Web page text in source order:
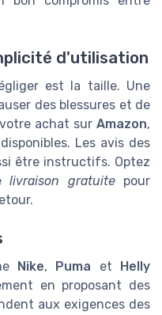
d'utilisation
est la taille. Une
des blessures et de
achat sur Amazon,
Les avis des
être instructifs. Optez
livraison gratuitepour
Nike, Puma et
Helly
en proposant des
aux exigences des